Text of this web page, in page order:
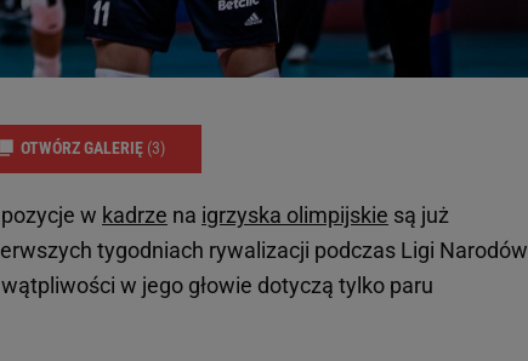
OTWÓRZ GALERIĘ (3)
w kadrze na igrzyska olimpijskie są już
tygodniach rywalizacji podczas Ligi Narodów
w jego głowie dotyczą tylko paru